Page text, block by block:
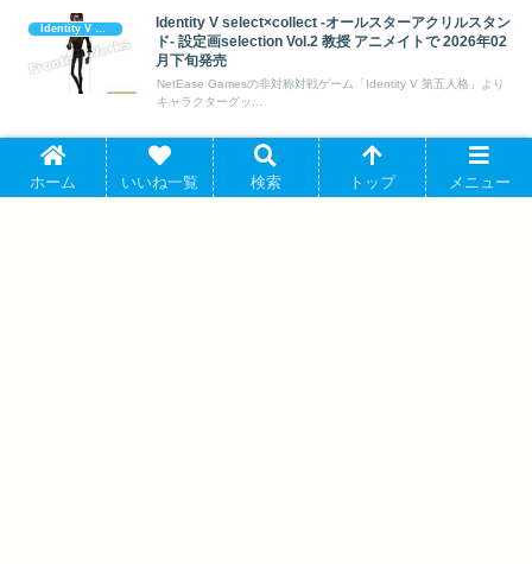
Identity V 第五人格
Identity V select×collect -オールスターアクリルスタン
ド- 設定画selection Vol.2 教授 アニメイトで 2026年02
月下旬発売
NetEase Gamesの非対称対戦ゲーム「Identity V 第五人格」より
キャラクターグッ...
Identity V 第五人格
第五人格 トレーディング箔押し入りレプリカチケット
C107 アニメイトで 2026年06月発売
ホーム いいね一覧 検索 トップ メニュー